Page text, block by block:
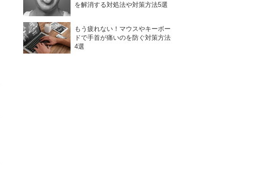
を解消する対処法や対策方法5選
もう疲れない！マウスやキーボー
ドで手首が痛いのを防ぐ対策方法
4選